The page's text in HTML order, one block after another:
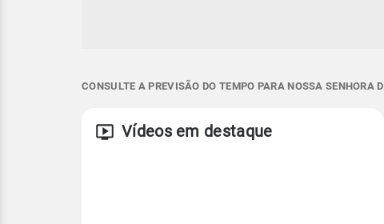
CONSULTE A PREVISÃO DO TEMPO PARA NOSSA SENHORA
Vídeos em destaque